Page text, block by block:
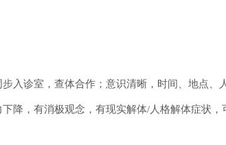
入诊室，查体合作；意识清晰，时间、地点
降，有消极观念，有现实解体/人格解体症状，